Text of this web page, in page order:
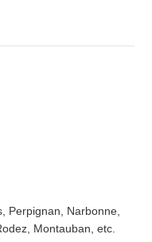
Perpignan, Narbonne,
Montauban, etc.